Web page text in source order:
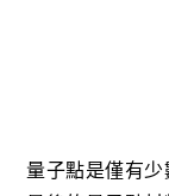
量子點是僅有